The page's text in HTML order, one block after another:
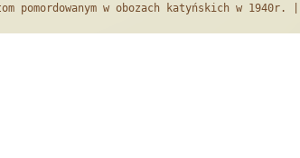
pomordowanym w obozach katyńskich w 1940r. |